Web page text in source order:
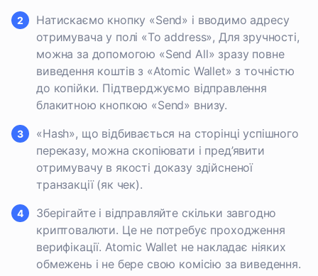
Натискаємо кнопку «Send» і вводимо адресу
отримувача у полі «To address», Для зручності,
можна за допомогою «Send All» зразу повне
виведення коштів з «Atomic Wallet» з точністю
до копійки. Підтверджуємо відправлення
блакитною кнопкою «Send» внизу.
«Hash», що відбивається на сторінці успішного
переказу, можна скопіювати і пред’явити
отримувачу в якості доказу здійсненої
транзакції (як чек).
Зберігайте і відправляйте скільки завгодно
криптовалюти. Це не потребує проходження
верифікації. Atomic Wallet не накладає ніяких
обмежень і не бере свою комісію за виведення.